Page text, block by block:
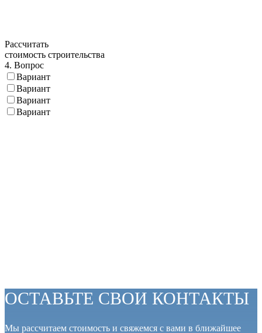
Рассчитать
стоимость строительства
4. Вопрос
Вариант
Вариант
Вариант
Вариант
ОСТАВЬТЕ СВОИ КОНТАКТЫ
Мы рассчитаем стоимость и свяжемся с вами в ближайшее